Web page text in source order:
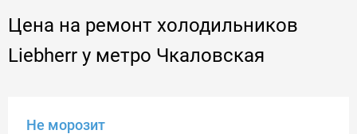
Цена на ремонт холодильников
Liebherr у метро Чкаловская
Не морозит